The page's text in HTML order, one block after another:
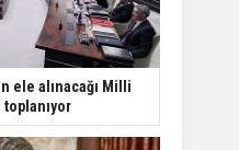
ele alınacağı Milli